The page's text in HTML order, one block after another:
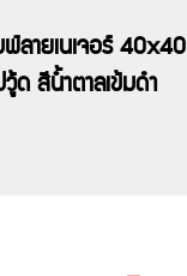
ลายเนเจอร์ 40x40
ด สีน้ำตาลเข้มดำ